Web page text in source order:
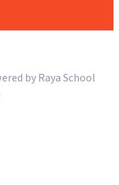
by Raya School